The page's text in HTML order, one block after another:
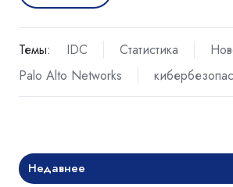
Темы: IDC Статистика
Palo Alto Networks
Недавнее